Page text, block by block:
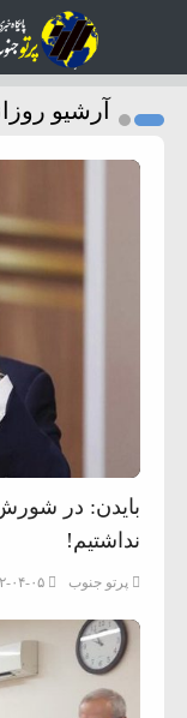
آرشیو
بایدن: در
نداشتیم!
پرتو جنوب ۱۴۰۲-